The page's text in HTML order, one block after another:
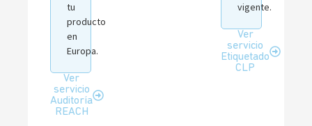
tu
producto
en
Europa.
Ver
servicio
Auditoría
REACH
vigente.
Ver
servicio
Etiquetado
CLP